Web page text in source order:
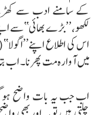
کے سامنے ادب سے کھڑے
لکھو،’’بڑے بھائی‘‘سے
اس کی اطلاع
میں آوارہ مت پھرنا۔ اب
اب جب یہ بات واضح